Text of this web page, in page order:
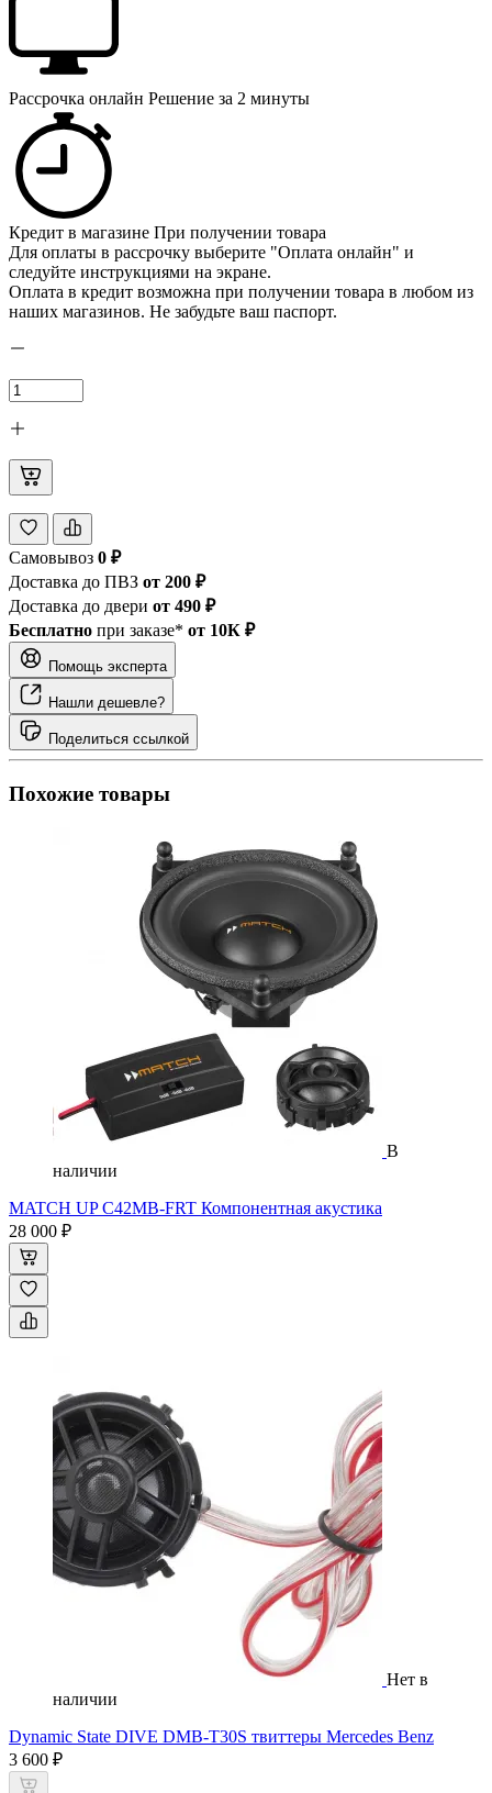
Рассрочка онлайн Решение за 2 минуты
Кредит в магазине При получении товара
Для оплаты в рассрочку выберите "Оплата онлайн" и
следуйте инструкциями на экране.
Оплата в кредит возможна при получении товара в любом из
наших магазинов. Не забудьте ваш паспорт.
Самовывоз 0 ₽
Доставка до ПВЗ от 200 ₽
Доставка до двери от 490 ₽
Бесплатно при заказе* от 10К ₽
Помощь эксперта
Нашли дешевле?
Поделиться ссылкой
Похожие товары
В
наличии
MATCH UP C42MB-FRT Компонентная акустика
28 000 ₽
Нет в
наличии
Dynamic State DIVE DMB-T30S твиттеры Mercedes Benz
3 600 ₽